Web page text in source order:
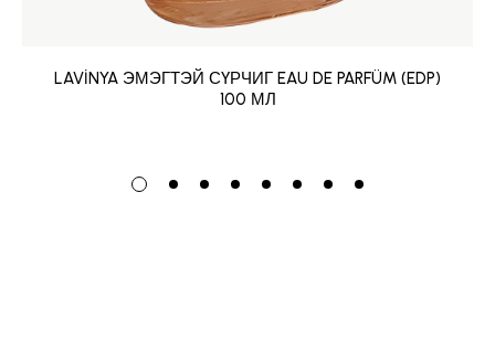
LAVİNYA ЭМЭГТЭЙ СҮРЧИГ EAU DE PARFÜM (EDP)
100 МЛ